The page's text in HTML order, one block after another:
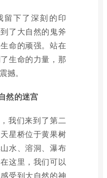
留下了深刻的印
了大自然的鬼斧
命的顽强。站在
生命的力量，那
撼。
然的迷宫
我们来到了第二
星桥位于黄果树
水、溶洞、瀑布
这里，我们可以
受到大自然的神